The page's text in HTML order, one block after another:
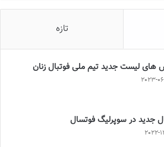
تازه
هاى ليست جدید تيم ملى فوتبال زنان
2023-
جدید در سوپرلیگ فوتسال
2022-